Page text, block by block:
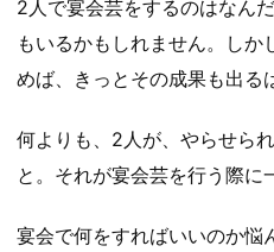
2人で宴会芸をするのはなん
もいるかもしれません。し
めば、きっとその成果も出る
何よりも、2人が、やらせら
と。それが宴会芸を行う際に
宴会で何をすればいいのか悩